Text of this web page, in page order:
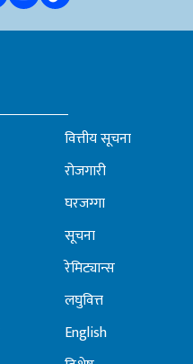
वित्तीय सूचना
रोजगारी
घरजग्गा
सूचना
रेमिट्यान्स
लघुवित्त
English